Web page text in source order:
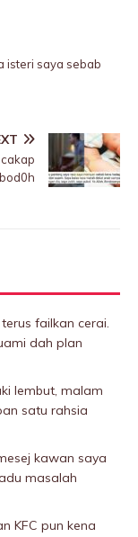
isteri saya sebab
failkan cerai.
dah plan
Iembut, malam
satu rahsia
kawan saya
masalah
KFC pun kena